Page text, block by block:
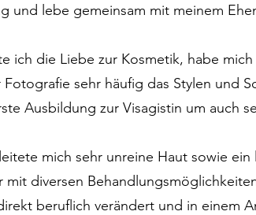
und lebe gemeinsam mit meinem
ich die Liebe zur Kosmetik, habe
sehr häufig das Stylen und
Ausbildung zur Visagistin um auch
mich sehr unreine Haut sowie
diversen
beruflich verändert und in einem